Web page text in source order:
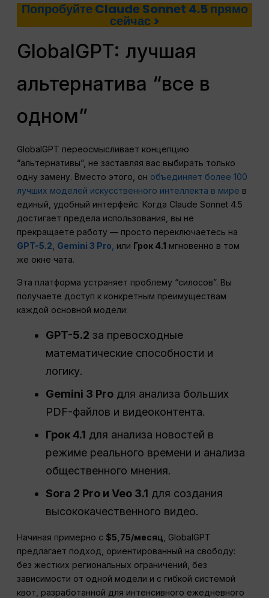
Попробуйте Claude Sonnet 4.5 прямо
сейчас >
GlobalGPT: лучшая
альтернатива “все в
одном”
GlobalGPT переосмысливает концепцию
“альтернативы”, не заставляя вас выбирать только
одну замену. Вместо этого, он объединяет более 100
лучших моделей искусственного интеллекта в мире в
единый, удобный интерфейс. Когда Claude Sonnet 4.5
достигает предела использования, вы не
прекращаете работу — просто переключаетесь на
GPT-5.2, Gemini 3 Pro, или Грок 4.1 мгновенно в том
же окне чата.
Эта платформа устраняет проблему “силосов”. Вы
получаете доступ к конкретным преимуществам
каждой основной модели:
GPT-5.2 за превосходные
математические способности и
логику.
Gemini 3 Pro для анализа больших
PDF-файлов и видеоконтента.
Грок 4.1 для анализа новостей в
режиме реального времени и анализа
общественного мнения.
Sora 2 Pro и Veo 3.1 для создания
высококачественного видео.
Начиная примерно с$5,75/месяц , GlobalGPT
предлагает подход, ориентированный на свободу:
без жестких региональных ограничений, без
зависимости от одной модели и с гибкой системой
квот, разработанной для интенсивного ежедневного